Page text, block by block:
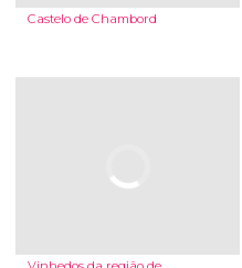
Castelo de Chambord